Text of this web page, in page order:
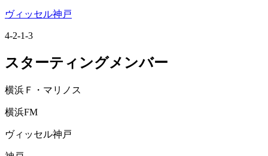
ヴィッセル神戸
4-2-1-3
スターティングメンバー
横浜Ｆ・マリノス
横浜FM
ヴィッセル神戸